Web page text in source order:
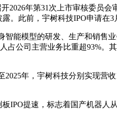
2026年第31次上市审核委员
。此前，宇树科技IPO申请在3
能模型的研发、生产和销售
公司主营业务比重超93%。
年，宇树科技分别实现营
提速，标志着国产机器人